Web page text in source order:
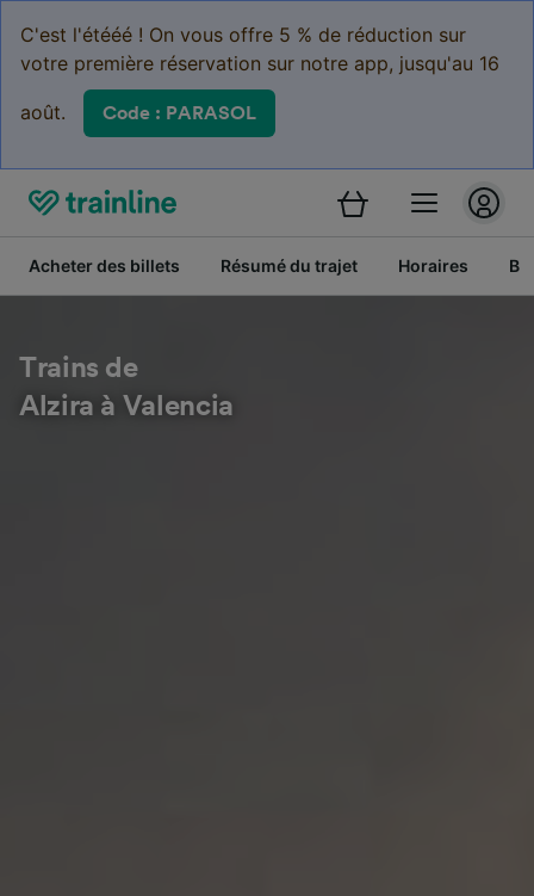
C'est l'étééé ! On vous offre 5 % de réduction sur
votre première réservation sur notre app, jusqu'au 16
août. Code : PARASOL
Acheter des billets Résumé du trajet Horaires
Trains de
Alzira à Valencia